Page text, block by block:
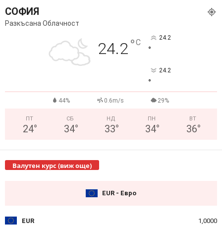
СОФИЯ
Разкъсана Облачност
24.2°C 24.2
°
24.2
°
44% 0.6m/s 29%
ПТ
24°
СБ
34°
НД
33°
ПН
34°
ВТ
36°
Валутен курс (виж още)
EUR - Евро
EUR 1,0000